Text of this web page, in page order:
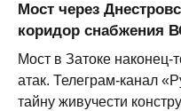
Мост через
коридор снабжения
Мост в Затоке наконец-
атак. Телеграм-канал
тайну живучести